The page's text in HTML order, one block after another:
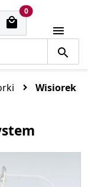

0cart items

Wisiorek